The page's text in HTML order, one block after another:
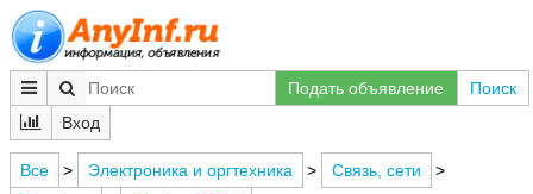
Подать объявление
Поиск
Вход
Все > Электроника и оргтехника > Связь, сети
>